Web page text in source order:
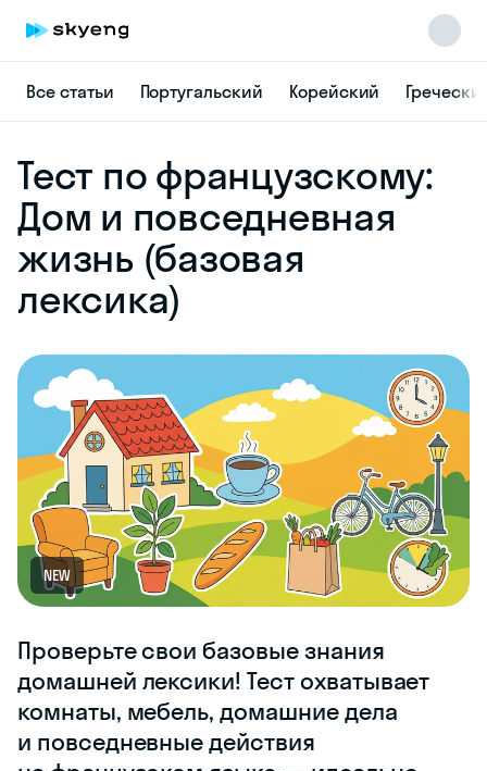
Все статьи Португальский Корейский
Тест по французскому:
Дом и повседневная
жизнь (базовая
лексика)
NEW
Проверьте свои базовые знания
домашней лексики! Тест охватывает
комнаты, мебель, домашние дела
и повседневные действия
online